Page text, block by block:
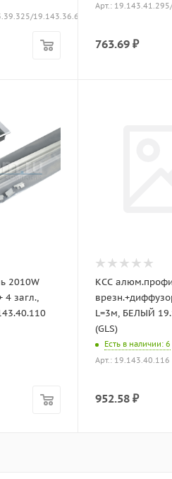
19.143.36.664
Арт.:
763.69 ₽
2010W
4 загл.,
КСС
L=3м, БЕЛЫЙ
(GLS)
Есть в наличии: 6
Арт.: 19.143.40.116
952.58 ₽